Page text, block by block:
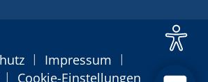
| Impressum |
| Cookie-Einstellungen